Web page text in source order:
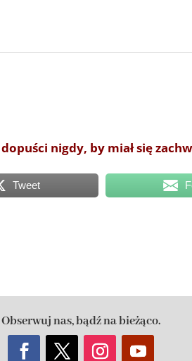
nigdy, by miał się
Tweet
Obserwuj nas, bądź na bieżąco.